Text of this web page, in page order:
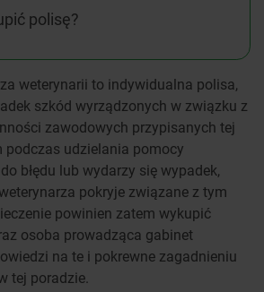
polisę?
weterynarii to indywidualna polisa,
szkód wyrządzonych w związku z
zawodowych przypisanych tej
podczas udzielania pomocy
błędu lub wydarzy się wypadek,
pokryje związane z tym
powinien zatem wykupić
osoba prowadząca gabinet
na te i pokrewne zagadnieniu
tej poradzie.